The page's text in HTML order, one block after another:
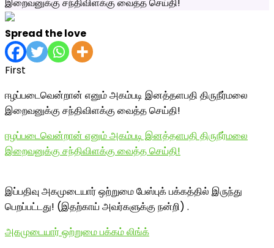
Spread the love
First
ஈழப்படைவென்றான் எனும் அகம்படி இனத்தளபதி திருநீர்மலை
இறைவனுக்கு சந்திவிளக்கு வைத்த செய்தி!
ஈழப்படைவென்றான் எனும் அகம்படி இனத்தளபதி திருநீர்மலை
இறைவனுக்கு சந்திவிளக்கு வைத்த செய்தி!
இப்பதிவு அகமுடையார் ஒற்றுமை பேஸ்புக் பக்கத்தில் இருந்து
பெறப்பட்டது! (இதற்காய் அவர்களுக்கு நன்றி) .
அகமுடையார் ஒற்றுமை பக்கம் லிங்க்